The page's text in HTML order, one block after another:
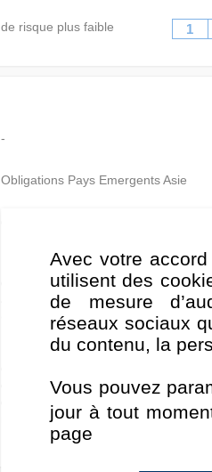
de risque plus faible 1
-
Obligations Pays Emergents Asie
Le Fonds cherche à réaliser un
des revenus abondants et en
autrement, le terme de "RMB"
Dans des circonstances
émis hors de Chine continentale et
circonstances normales, au moins
change au RMB peut être obtenue
n’investira pas plus de la moitié
Investment Grade) et donc plus
Avec votre
utilisent des
de mesure
réseaux sociaux
du contenu, la
Vous pouvez
jour à tout
page